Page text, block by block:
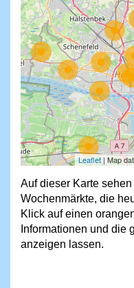
Leaflet| Map
Auf dieser Karte
Wochenmärkte, die
Klick auf einen
Informationen und die
anzeigen lassen.